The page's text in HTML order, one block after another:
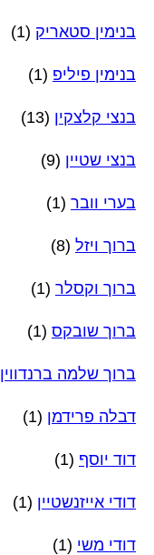
בנימין סטאריק (1)
בנימין פיליפ (1)
בנצי קלצקין (13)
בנצי שטיין (9)
בערי וובר (1)
ברוך ויזל (8)
ברוך וקסלר (1)
ברוך שובקס (1)
ברוך שלמה ברנדווין
דבלה פרידמן (1)
דוד יוסף (1)
דודי אייזנשטיין (1)
דודי משי (1)